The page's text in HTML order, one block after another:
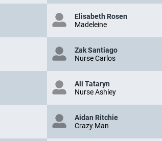
Elisabeth Rosen
Madeleine
Zak Santiago
Nurse Carlos
Ali Tataryn
Nurse Ashley
Aidan Ritchie
Crazy Man